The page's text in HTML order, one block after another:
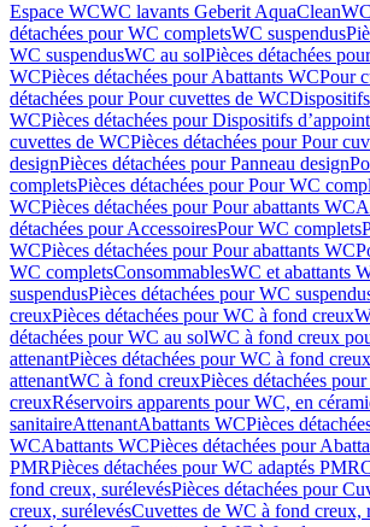
Espace WCWC lavants Geberit AquaClean
détachées pour WC completsWC suspendus
WC suspendusWC au solPièces détachées
WCPièces détachées pour Abattants WCPour
détachées pour Pour cuvettes de WC
WCPièces détachées pour Dispositifs
cuvettes de WCPièces détachées pour Pour
designPièces détachées pour Panneau design
completsPièces détachées pour Pour WC
WCPièces détachées pour Pour abattants WC
détachées pour AccessoiresPour WC complets
WCPièces détachées pour Pour abattants WC
WC completsConsommablesWC et abattants
suspendusPièces détachées pour WC
creuxPièces détachées pour WC à fond creux
détachées pour WC au solWC à fond creux
attenantPièces détachées pour WC à fond
attenantWC à fond creuxPièces détachées
creuxRéservoirs apparents pour WC, en
sanitaireAttenantAbattants WCPièces
WCAbattants WCPièces détachées pour
PMRPièces détachées pour WC adaptés PMR
fond creux, surélevésPièces détachées pour
creux, surélevésCuvettes de WC à fond creux,